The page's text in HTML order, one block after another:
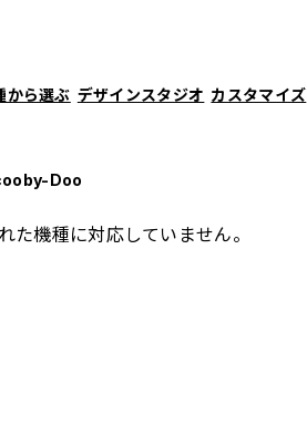
から選ぶ デザインスタジオ カスタマイズ
Doo
機種に対応していません。